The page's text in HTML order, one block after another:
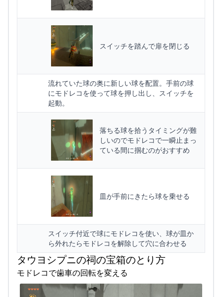
スイッチを踏んで扉を閉じる
流れていた球の奥に新しい球を配置。手前の球
にモドレコを使って球を押し出し、スイッチを
起動。
落ちる球を拾うタイミングが難
しいのでモドレコで一瞬止まっ
ている間に掴むのがおすすめ
皿が手前にきたら球を乗せる
スイッチ付近で球にモドレコを使い、球が皿か
ら外れたらモドレコを解除して穴に合わせる
タウヨシプニの祠の宝箱のとり方
モドレコで歯車の回転を変える